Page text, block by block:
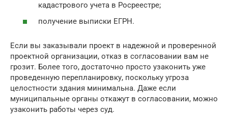
кадастрового учета в Росреестре;
получение выписки ЕГРН.
Если вы заказывали проект в надежной и проверенной
проектной организации, отказ в согласовании вам не
грозит. Более того, достаточно просто узаконить уже
проведенную перепланировку, поскольку угроза
целостности здания минимальна. Даже если
муниципальные органы откажут в согласовании, можно
узаконить работы через суд.